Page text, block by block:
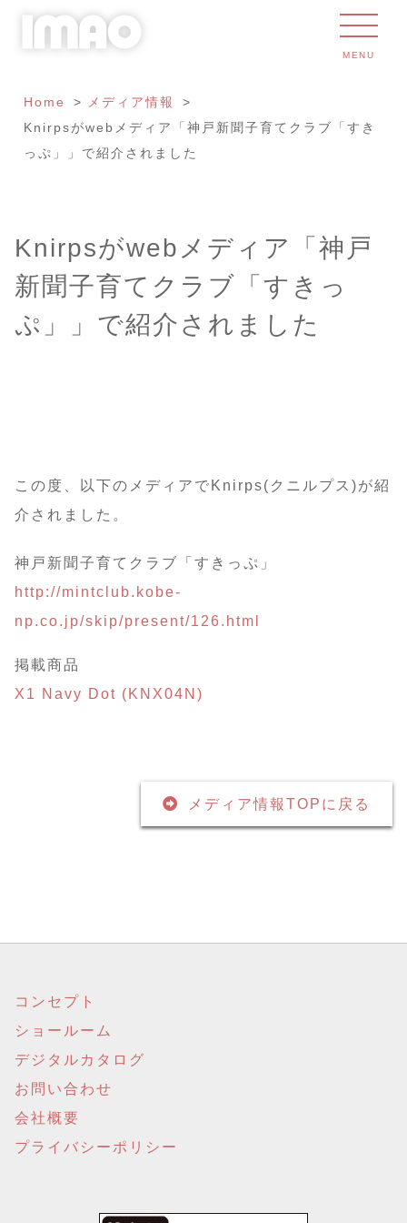
MENU
Home
メディア情報
Knirpsがwebメディア「神戸新聞子育てクラブ「すき
っぷ」」で紹介されました
Knirpsがwebメディア「神戸
新聞子育てクラブ「すきっ
ぷ」」で紹介されました
この度、以下のメディアでKnirps(クニルプス)が紹
介されました。
神戸新聞子育てクラブ「すきっぷ」
http://mintclub.kobe-
np.co.jp/skip/present/126.html
掲載商品
X1 Navy Dot (KNX04N)
メディア情報TOPに戻る
コンセプト
ショールーム
デジタルカタログ
お問い合わせ
会社概要
プライバシーポリシー